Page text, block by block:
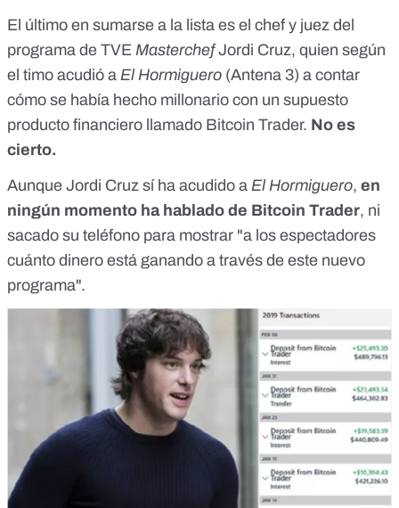
El último en sumarse a la lista es el chef y juez del
programa de TVE MasterchefJordi Cruz, quien según
el timo acudió a El Hormiguero (Antena 3) a contar
cómo se había hecho millonario con un supuesto
producto financiero llamado Bitcoin Trader. No es
cierto.
Aunque Jordi Cruz sí ha acudido a El Hormiguero, en
ningún momento ha hablado de Bitcoin Trader, ni
sacado su teléfono para mostrar "a los espectadores
cuánto dinero está ganando a través de este nuevo
programa".